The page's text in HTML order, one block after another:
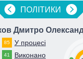
ПОЛIТИКИ
Дмитро
85 У процесі
41 Виконано